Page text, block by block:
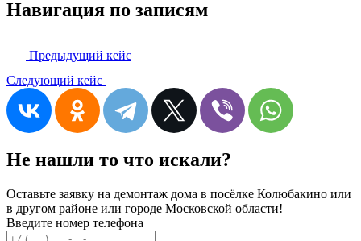
Навигация по записям
Предыдущий кейс
Следующий кейс
Не нашли то что искали?
Оставьте заявку на демонтаж дома в посёлке Колюбакино или
в другом районе или городе Московской области!
Введите номер телефона